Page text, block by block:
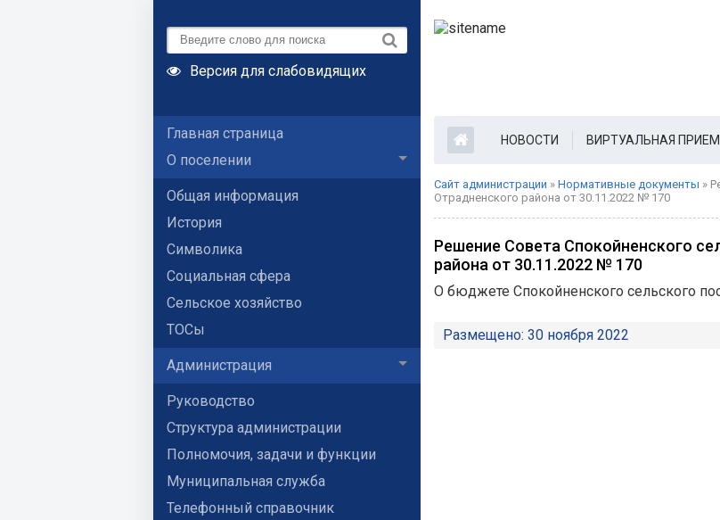
Версия для слабовидящих
Главная страница
О поселении
Общая информация
История
Символика
Социальная сфера
Сельское хозяйство
ТОСы
Администрация
Руководство
Структура администрации
Полномочия, задачи и функции
Муниципальная служба
Телефонный справочник
НОВОСТИ ВИРТУАЛЬНАЯ
Сайт администрации » Нормативные документы »
Отрадненского района от 30.11.2022 № 170
Решение Совета Спокойненского
района от 30.11.2022 № 170
О бюджете Спокойненского сельского
Размещено: 30 ноября 2022